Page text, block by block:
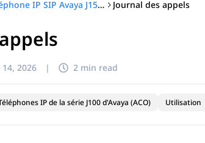
Utilisation du téléphone IP SIP Avaya J159 dans Avaya Aura® Journal des appels
2026 | 2 min read
IP de la série J100 d'Avaya (ACO) Utilisation